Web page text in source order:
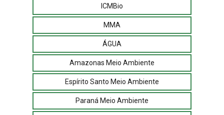
ICMBio
MMA
ÁGUA
Amazonas Meio Ambiente
Espírito Santo Meio Ambiente
Paraná Meio Ambiente